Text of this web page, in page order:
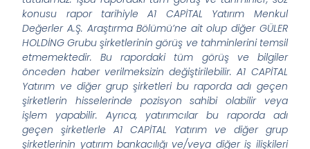
konusu rapor tarihiyle A1 CAPİTAL Yatırım Menkul
Değerler A.Ş. Araştırma Bölümü’ne ait olup diğer GÜLER
HOLDİNG Grubu şirketlerinin görüş ve tahminlerini temsil
etmemektedir. Bu rapordaki tüm görüş ve bilgiler
önceden haber verilmeksizin değiştirilebilir. A1 CAPİTAL
Yatırım ve diğer grup şirketleri bu raporda adı geçen
şirketlerin hisselerinde pozisyon sahibi olabilir veya
işlem yapabilir. Ayrıca, yatırımcılar bu raporda adı
geçen şirketlerle A1 CAPİTAL Yatırım ve diğer grup
şirketlerinin yatırım bankacılığı ve/veya diğer iş ilişkileri